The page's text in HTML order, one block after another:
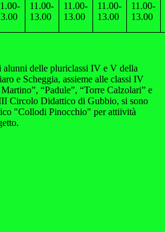
11.00-
13.00
11.00-
13.00
11.00-
13.00
11.00-
13.00
delle pluriclassi IV e V della
e Scheggia, assieme alle classi IV
“Padule”, “Torre Calzolari” e
Circolo Didattico di Gubbio, si sono
"Collodi Pinocchio" per attiività